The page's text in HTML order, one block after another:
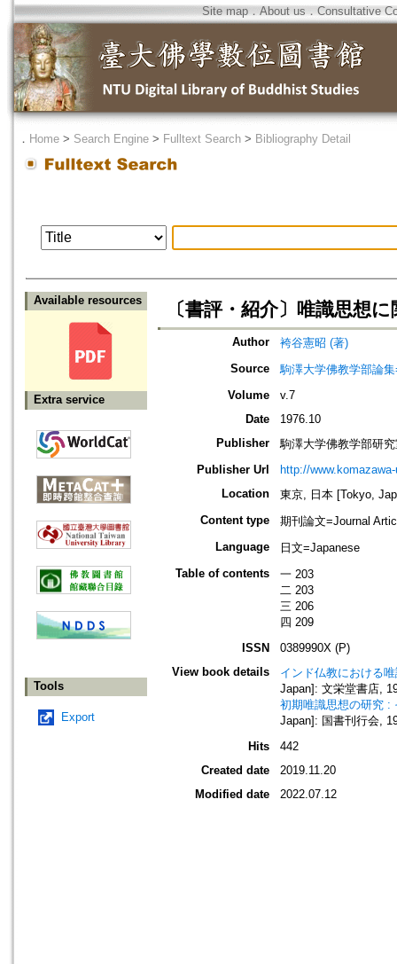
Site map．About us ． Consultative
． Home > Search Engine > Fulltext Search > Bibliography Detail
Available resources
Extra service
Tools
Export
〔書評・紹介〕唯識思想
Author
袴谷憲昭 (著)
Source
駒澤大学佛教学部論
Volume
v.7
Date
1976.10
Publisher
駒澤大学佛教学部研
Publisher Url
http://
Location
東京, 日本 [Tokyo,
Content type
期刊論文=Journal
Language
日文=Japanese
Table of contents
一 203
二 203
三 206
四 209
ISSN
0389990X (P)
View book details
インド仏教における
Japan]: 文栄堂書店,
初期唯識思想の研究 :
Japan]: 国書刊行会,
Hits
442
Created date
2019.11.20
Modified date
2022.07.12